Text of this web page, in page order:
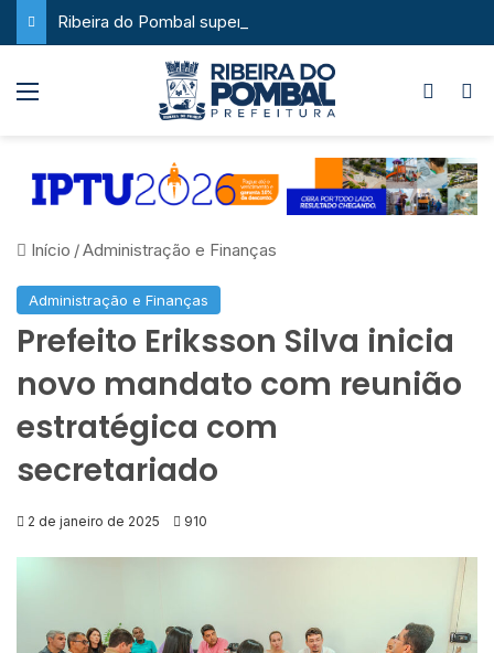
Menu
Início /Administração e Finanças
Administração e Finanças
Prefeito Eriksson Silva inicia
novo mandato com reunião
estratégica com
secretariado
2 de janeiro de 2025 910